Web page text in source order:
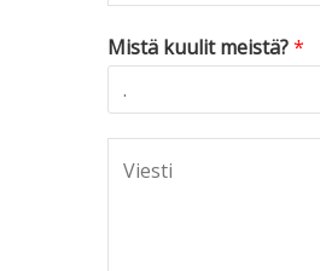
Mistä kuulit meistä?*